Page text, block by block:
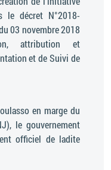
le décret N°2018-
03 novembre 2018
attribution et
et de Suivi de
en marge du
le gouvernement
officiel de ladite